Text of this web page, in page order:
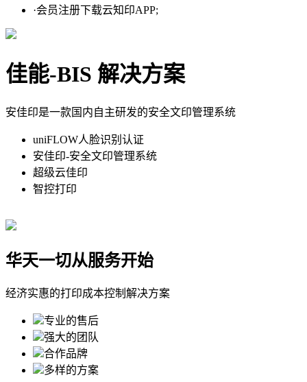
·会员注册下载云知印APP;
佳能-BIS 解决方案
安佳印是一款国内自主研发的安全文印管理系统
uniFLOW人脸识别认证
安佳印-安全文印管理系统
超级云佳印
智控打印
华天一切从服务开始
经济实惠的打印成本控制解决方案
专业的售后
强大的团队
合作品牌
多样的方案